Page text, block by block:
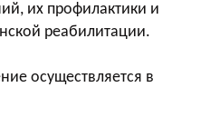
их профилактики и
реабилитации.
осуществляется в